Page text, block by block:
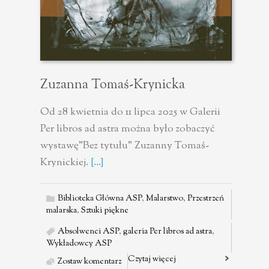
Zuzanna Tomaś-Krynicka
Od 28 kwietnia do 11 lipca 2025 w Galerii
Per libros ad astra można było zobaczyć
wystawę"Bez tytułu" Zuzanny Tomaś-
Krynickiej. [...]
Biblioteka Główna ASP, Malarstwo, Przestrzeń
malarska, Sztuki piękne
Absolwenci ASP, galeria Per libros ad astra,
Wykładowcy ASP
Zostaw komentarz Czytaj więcej